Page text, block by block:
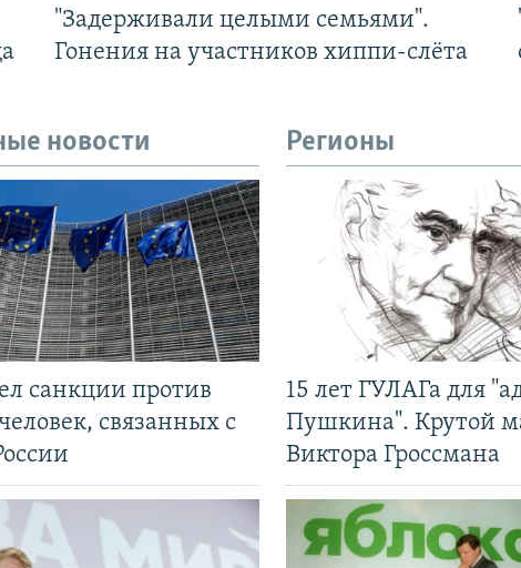
"Задерживали целыми семьями".
Гонения на участников хиппи-слёта
новости
санкции против
связанных с
Регионы
15 лет ГУЛАГа для
Пушкина". Крутой
Виктора Гроссмана